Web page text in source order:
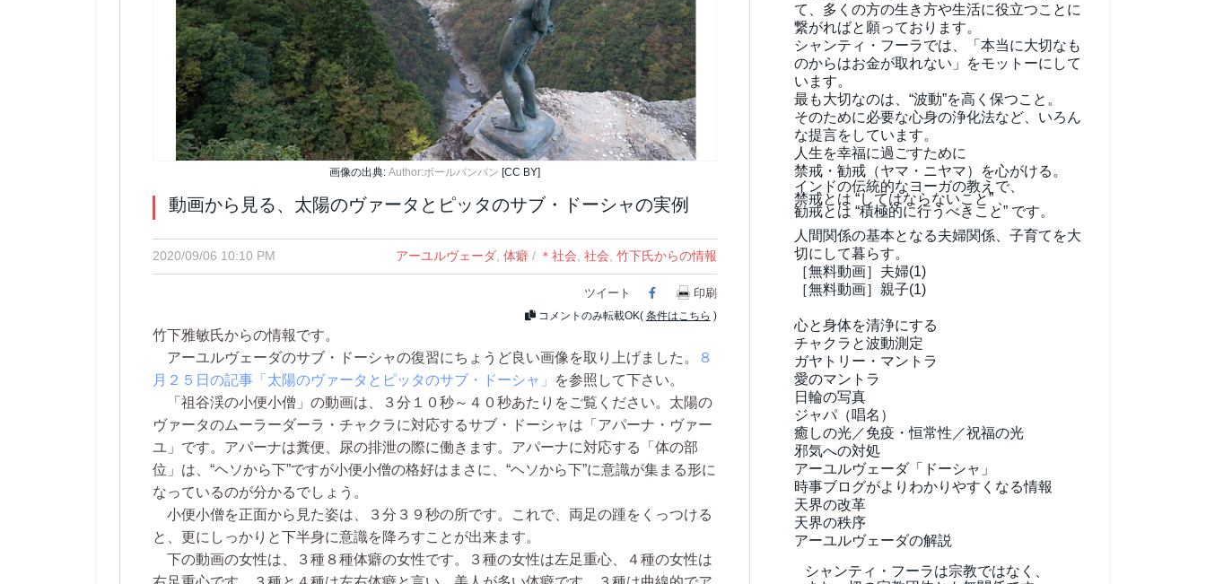
画像の出典: Author:ボールバンバン [CC BY]
動画から見る、太陽のヴァータとピッタのサブ・ドーシャの実例
2020/09/06 10:10 PM アーユルヴェーダ, 体癖/ ＊社会 社会 竹下氏からの情報
ツイート Facebook
印刷
コメントのみ転載OK( 条件はこちら )
竹下雅敏氏からの情報です。
アーユルヴェーダのサブ・ドーシャの復習にちょうど良い画像を取り上げました。
８
月２５日の記事「太陽のヴァータとピッタのサブ・ドーシャ」
を参照して下さい。
「祖谷渓の小便小僧」の動画は、３分１０秒～４０秒あたりをご覧ください。太陽の
ヴァータのムーラーダーラ・チャクラに対応するサブ・ドーシャは「アパーナ・ヴァー
ユ」です。アパーナは糞便、尿の排泄の際に働きます。アパーナに対応する「体の部
位」は、“ヘソから下”ですが小便小僧の格好はまさに、“ヘソから下”に意識が集まる形に
なっているのが分かるでしょう。
小便小僧を正面から見た姿は、３分３９秒の所です。これで、両足の踵をくっつける
と、更にしっかりと下半身に意識を降ろすことが出来ます。
下の動画の女性は、３種８種体癖の女性です。３種の女性は左足重心、４種の女性は
て、 多くの方の生き方や生活に役立つことに
繋がればと願っております。
シャンティ・フーラでは、「本当に大切なも
のからはお金が取れない」をモットーにして
います。
最も大切なのは、“波動”を高く保つこと。
そのために必要な心身の浄化法など、いろん
な提言をしています。
人生を幸福に過ごすために
禁戒・勧戒（ヤマ・ニヤマ）を心がける。
インドの伝統的なヨーガの教えで、
禁戒とは “してはならないこと” 、
勧戒とは “積極的に行うべきこと” です。
人間関係の基本となる夫婦関係、子育てを大
切にして暮らす。
［無料動画］夫婦(1)
［無料動画］親子(1)
心と身体を清浄にする
チャクラと波動測定
ガヤトリー・マントラ
愛のマントラ
日輪の写真
ジャパ（唱名）
癒しの光／免疫・恒常性／祝福の光
邪気への対処
アーユルヴェーダ「ドーシャ」
時事ブログがよりわかりやすくなる情報
天界の改革
天界の秩序
アーユルヴェーダの解説
シャンティ・フーラは宗教ではなく、